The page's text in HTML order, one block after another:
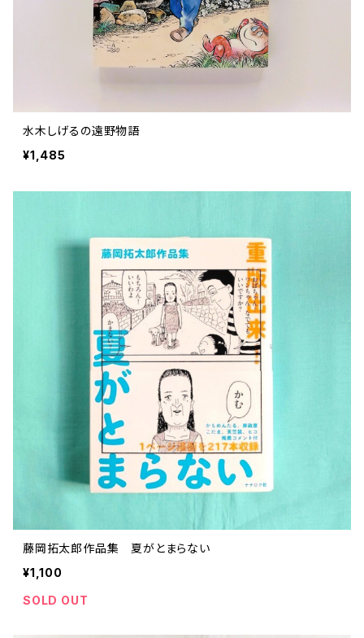
水木しげるの遠野物語
¥1,485
藤岡拓太郎作品集 夏がとまらない
¥1,100
SOLD OUT